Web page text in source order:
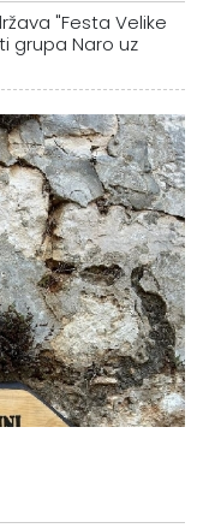
"Festa Velike
grupa Naro uz